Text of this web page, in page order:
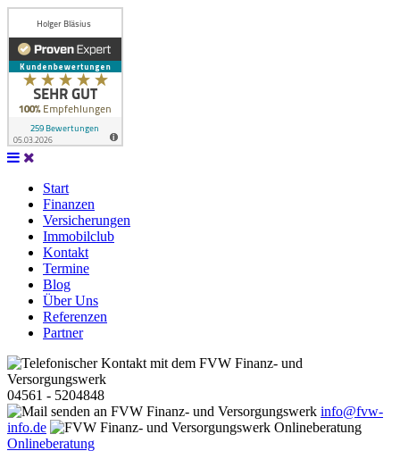
Zum
springenStart
Finanzen
Versicherungen
Immobilclub
Kontakt
Termine
Blog
Über Uns
Referenzen
Partner
04561 - 5204848
info@fvw-
info.de
Onlineberatung